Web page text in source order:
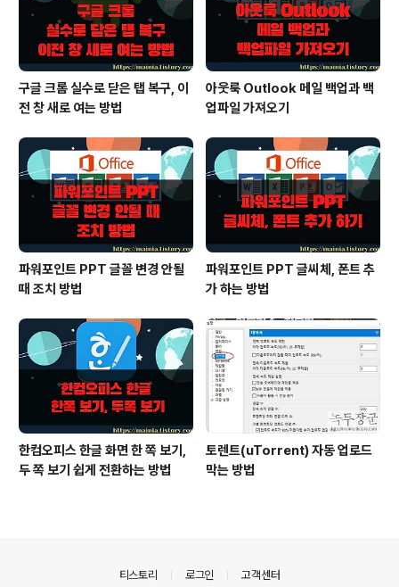
구글 크롬 실수로 닫은 탭 복구, 이
전 창 새로 여는 방법
아웃룩 Outlook 메일 백업과 백
업파일 가져오기
파워포인트 PPT 글꼴 변경 안될
때 조치 방법
파워포인트 PPT 글씨체, 폰트 추
가 하는 방법
한컴오피스 한글 화면 한 쪽 보기,
두 쪽 보기 쉽게 전환하는 방법
토렌트(uTorrent) 자동 업로드
막는 방법
티스토리 로그인 고객센터